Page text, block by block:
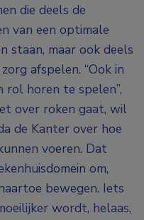
die deels de
van een optimale
staan, maar ook deels
afspelen. “Ook in
horen te spelen”,
over roken gaat, wil
de Kanter over hoe
voeren. Dat
om,
bewegen. Iets
wordt, helaas,